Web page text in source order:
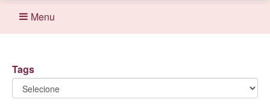
Menu
Tags